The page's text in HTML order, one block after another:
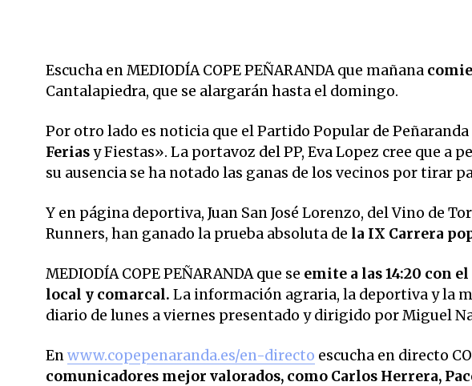
Escucha en MEDIODÍA COPE PEÑARANDA que mañana
Cantalapiedra, que se alargarán hasta el domingo.
Por otro lado es noticia que el Partido Popular de
Feriasy Fiestas». La portavoz del PP, Eva Lopez cree que a
su ausencia se ha notado las ganas de los vecinos por tirar
Y en página deportiva, Juan San José Lorenzo, del Vino de
Runners, han ganado la prueba absoluta de la IX Carrera
MEDIODÍA COPE PEÑARANDA que se emite a las 14:20 con
local y comarcal. La información agraria, la deportiva y la
diario de lunes a viernes presentado y dirigido por Miguel
Enwww.copepenaranda.es/en-directo escucha en directo
comunicadores mejor valorados, como Carlos Herrera,